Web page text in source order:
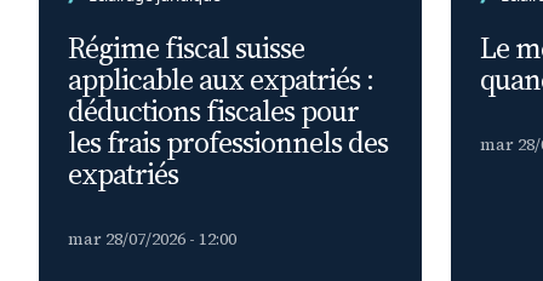
Régime fiscal suisse
applicable aux expatriés :
déductions fiscales pour
les frais professionnels des
expatriés
mar 28/07/2026 - 12:00
Le
mar 28/